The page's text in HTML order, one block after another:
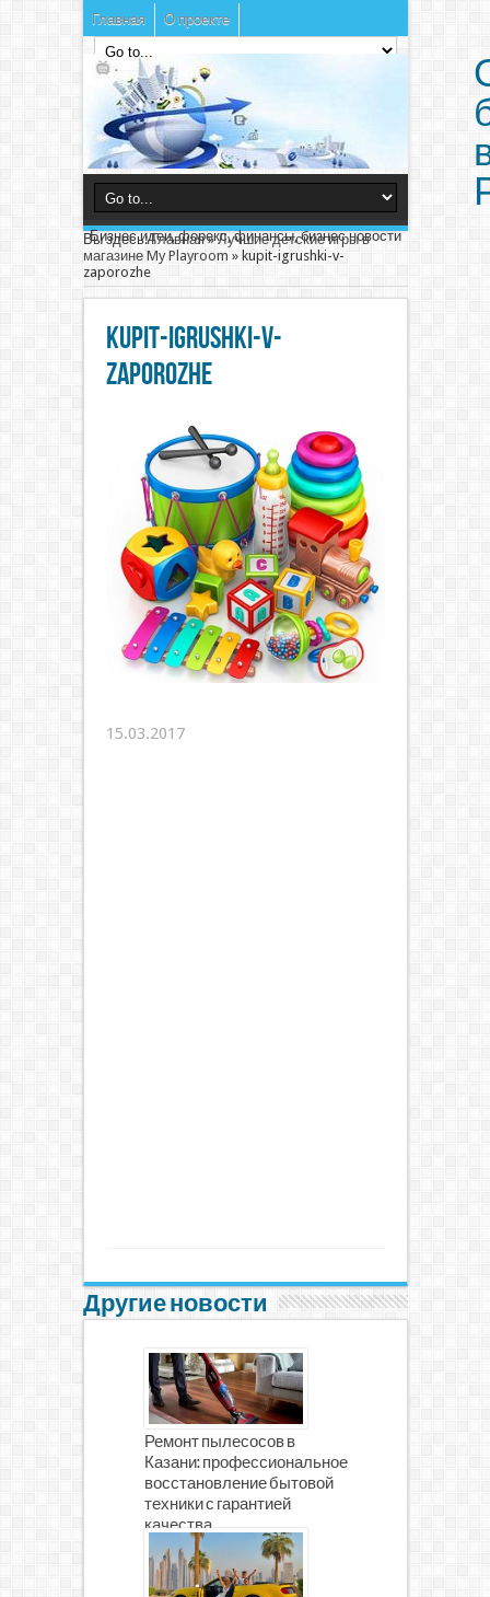
Главная О проекте
Бизнес идеи, форекс, финансы, бизнес новости
Вы здесь:Главная»Лучшие детские игры в
магазине My Playroom » kupit-igrushki-v-
zaporozhe
kupit-igrushki-v-
zaporozhe
15.03.2017
Другие новости
Ремонт пылесосов в
Казани: профессиональное
восстановление бытовой
техники с гарантией
качества